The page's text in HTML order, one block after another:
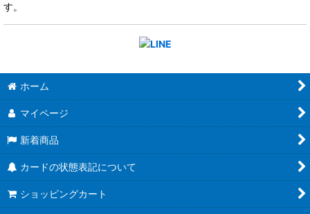
す。
ホーム
マイページ
新着商品
カードの状態表記について
ショッピングカート